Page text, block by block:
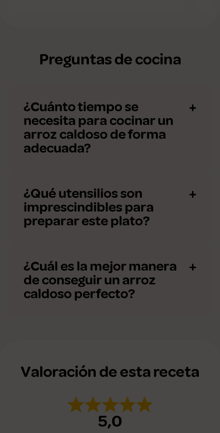
Preguntas de cocina
¿Cuánto tiempo se
necesita para cocinar un
arroz caldoso de forma
adecuada?
¿Qué utensilios son
imprescindibles para
preparar este plato?
¿Cuál es la mejor manera
de conseguir un arroz
caldoso perfecto?
Valoración de esta receta
5,0